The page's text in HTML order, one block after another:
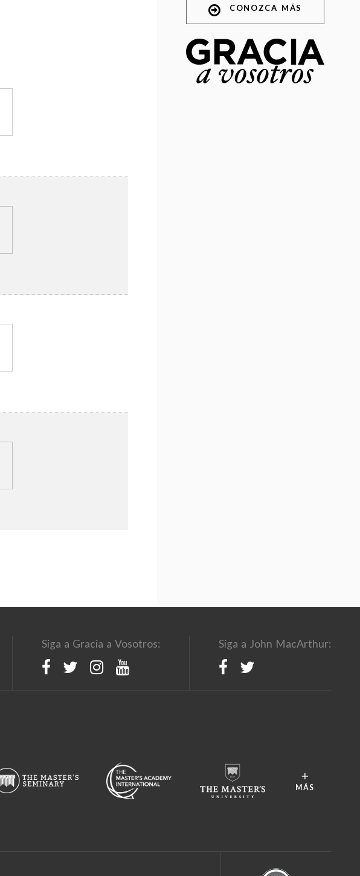
CONOZCA MÁS
Siga a Gracia a Vosotros: Siga a John MacArthur:
MÁS